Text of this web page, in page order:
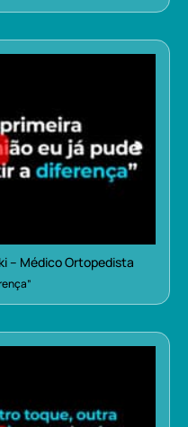
– Médico Ortopedista